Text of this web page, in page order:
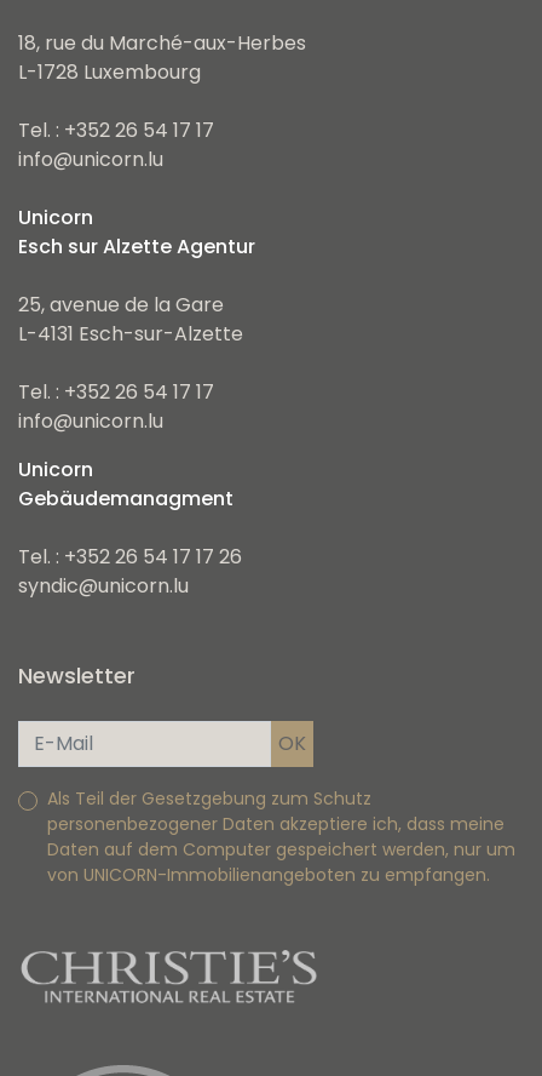
18, rue du Marché-aux-Herbes
L-1728 Luxembourg
Tel. : +352 26 54 17 17
info@unicorn.lu
Unicorn
Esch sur Alzette Agentur
25, avenue de la Gare
L-4131 Esch-sur-Alzette
Tel. : +352 26 54 17 17
info@unicorn.lu
Unicorn
Gebäudemanagment
Tel. : +352 26 54 17 17 26
syndic@unicorn.lu
Newsletter
Als Teil der Gesetzgebung zum Schutz
personenbezogener Daten akzeptiere ich, dass meine
Daten auf dem Computer gespeichert werden, nur um
von UNICORN-Immobilienangeboten zu empfangen.